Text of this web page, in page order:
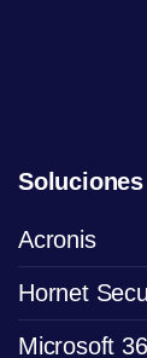
Soluciones
Acronis
Hornet
Microsoft